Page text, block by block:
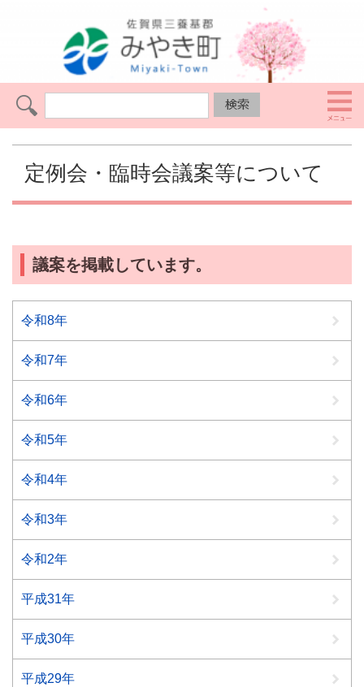
定例会・臨時会議案等について
議案を掲載しています。
令和8年
令和7年
令和6年
令和5年
令和4年
令和3年
令和2年
平成31年
平成30年
平成29年